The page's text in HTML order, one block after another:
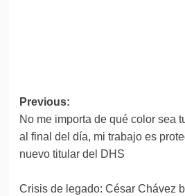
Post
navigation
Previous:
No me importa de qué color sea
al final del día, mi trabajo es
nuevo titular del DHS
Crisis de legado: César Chávez